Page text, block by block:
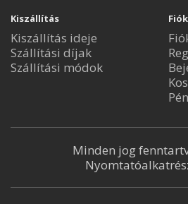
Kiszállítás
Kiszállítás ideje
Szállítási díjak
Szállítási módok
Minden jog